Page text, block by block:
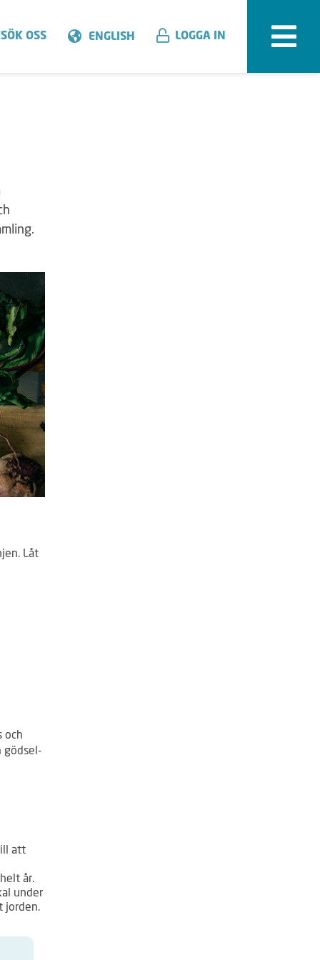
OSS ENGLISH LOGGA IN
Låt
och
gödsel-
att
år.
under
jorden.